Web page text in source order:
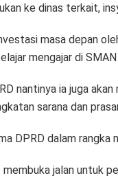
ke dinas terkait,
masa depan
mengajar di
nantinya ia juga
sarana dan
DPRD dalam
jalan untuk